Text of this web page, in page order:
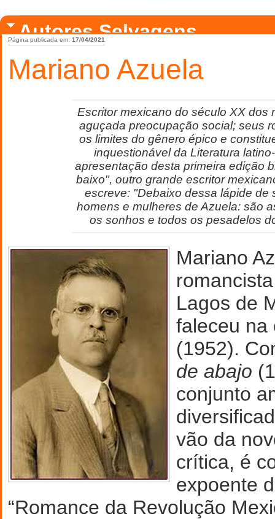
Autores Selvagens
Mariano Azuela
Página publicada em: 17/04/2021
Escritor mexicano do século XX dos
aguçada preocupação social; seus
os limites do gênero épico e
inquestionável da Literatura
apresentação desta primeira edição
baixo", outro grande escritor
escreve: "Debaixo dessa lápide de
homens e mulheres de Azuela: são
os sonhos e todos os pesadelos
Mariano
Lagos de
faleceu na
(1952).
de abajo
conjunto
vão da
crítica, é
expoente
“Romance da Revolução